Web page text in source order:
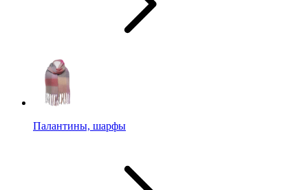
Палантины, шарфы